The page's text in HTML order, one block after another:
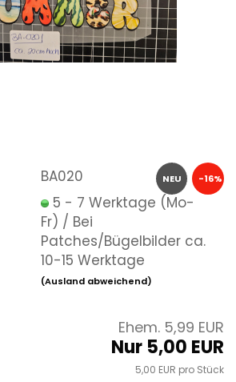
NEU -16%
BA020
5 - 7 Werktage (Mo-
Fr) / Bei
Patches/Bügelbilder ca.
10-15 Werktage
(Ausland abweichend)
Ehem. 5,99 EUR
Nur 5,00 EUR
5,00 EUR pro Stück